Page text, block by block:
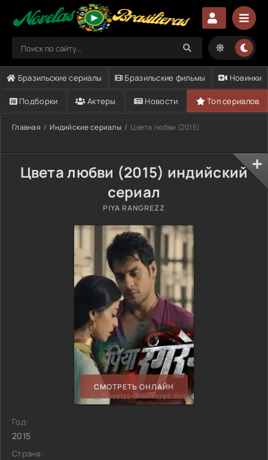
Бразильские сериалы Бразильские фильмы Новинки
Подборки Актеры Новости Топ сериалов
Главная Индийские сериалы Цвета любви (2015)
Цвета любви (2015) индийский
сериал
PIYA RANGREZZ
СМОТРЕТЬ ОНЛАЙН
Год:
2015
Страна: